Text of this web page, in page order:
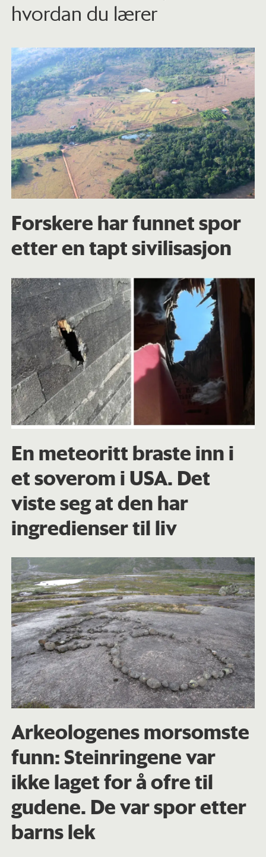
hvordan du lærer
Forskere har funnet spor
etter en tapt sivilisasjon
En meteoritt braste inn i
et soverom i USA. Det
viste seg at den har
ingredienser til liv
Arkeologenes morsomste
funn: Steinringene var
ikke laget for å ofre til
gudene. De var spor etter
barns lek